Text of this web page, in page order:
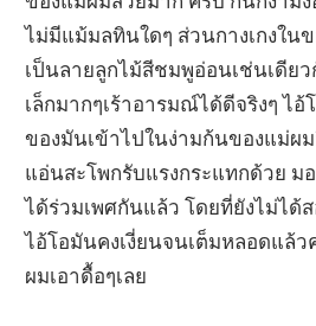
ไม่มีแม้มลทินใดๆ ส่วนกางเกงใน
เป็นลายลูกไม้สีชมพูอ่อนเช่นเดีย
เล็กมากๆเร้าอารมณ์ได้ดีจริงๆ ไ
ของมันเข้าไปในง่ามก้นของแม่ผ
แอ่นสะโพกรับแรงกระแทกด้วย ม
ได้ร่วมเพศกันแล้ว โดยที่ยังไม่ได้
ไอ้โอมันคงเงี่ยนจนเต็มหลอดแล้ว
ผมเอาดื้อๆเลย